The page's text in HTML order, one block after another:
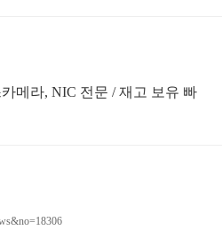
메라, NIC 전문 / 재고 보유 빠